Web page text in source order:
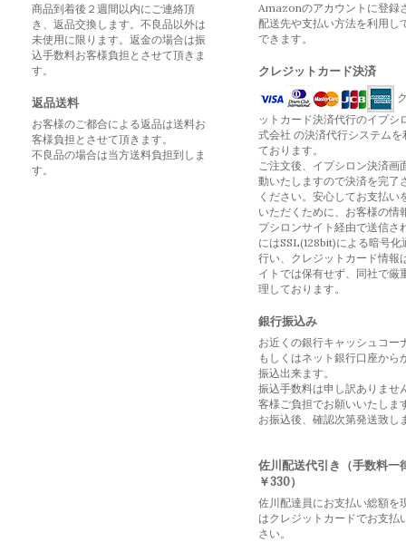
商品到着後２週間以内にご連絡頂
き、返品交換します。不良品以外は
未使用に限ります。返金の場合は振
込手数料お客様負担とさせて頂きま
す。
返品送料
お客様のご都合による返品は送料お
客様負担とさせて頂きます。
不良品の場合は当方送料負担到しま
す。
Amazonのアカウントに登録
配送先や支払い方法を利用し
できます。
クレジットカード決済
ットカード決済代行のイプシ
式会社 の決済代行システムを
ております。
ご注文後、イプシロン決済画
動いたしますので決済を完了
ください。安心してお支払い
いただくために、お客様の情
プシロンサイト経由で送信さ
にはSSL(128bit)による暗号化
行い、クレジットカード情報
イトでは保有せず、同社で厳
理しております。
銀行振込み
お近くの銀行キャッシュコー
もしくはネット銀行口座から
振込出来ます。
振込手数料は申し訳ありませ
客様ご負担でお願いいたしま
お振込後、確認次第発送致し
佐川配送代引き（手数料一
￥330）
佐川配達員にお支払い総額を
はクレジットカードでお支払
さい。